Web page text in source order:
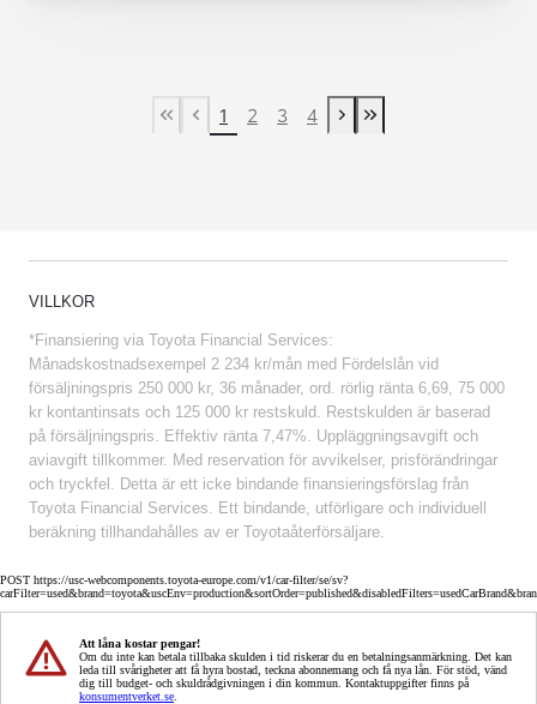
First Page
Previous page
1 2 3 4
Next page
Last Page
VILLKOR
*Finansiering via Toyota Financial Services:
Månadskostnadsexempel 2 234 kr/mån med Fördelslån vid
försäljningspris 250 000 kr, 36 månader, ord. rörlig ränta 6,69, 75 000
kr kontantinsats och 125 000 kr restskuld. Restskulden är baserad
på försäljningspris. Effektiv ränta 7,47%. Uppläggningsavgift och
aviavgift tillkommer. Med reservation för avvikelser, prisförändringar
och tryckfel. Detta är ett icke bindande finansieringsförslag från
Toyota Financial Services. Ett bindande, utförligare och individuell
beräkning tillhandahålles av er Toyotaåterförsäljare.
POST https://usc-webcomponents.toyota-europe.com/v1/car-filter/se/sv?
Att låna kostar pengar!
Om du inte kan betala tillbaka skulden i tid riskerar du en betalningsanmärkning. Det kan
leda till svårigheter att få hyra bostad, teckna abonnemang och få nya lån. För stöd, vänd
dig till budget- och skuldrådgivningen i din kommun. Kontaktuppgifter finns på
konsumentverket.se